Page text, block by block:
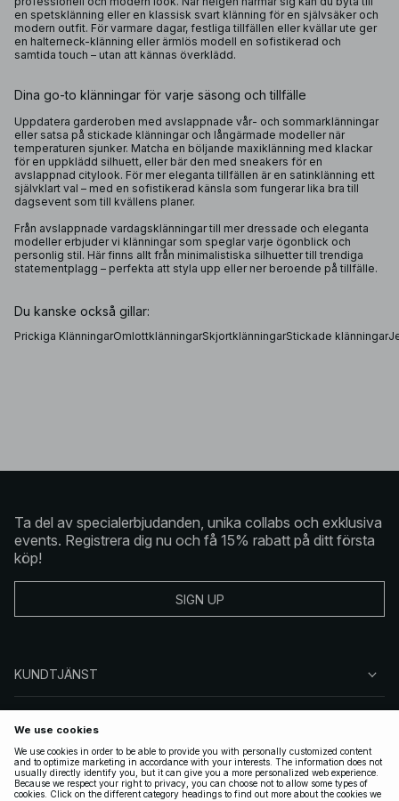
en spetsklänning eller en klassisk svart klänning för en självsäker och
modern outfit. För varmare dagar, festliga tillfällen eller kvällar ute ger
en halterneck-klänning eller ärmlös modell en sofistikerad och
samtida touch – utan att kännas överklädd.
Dina go-to klänningar för varje säsong och tillfälle
Uppdatera garderoben med avslappnade vår- och sommarklänningar
eller satsa på stickade klänningar och långärmade modeller när
temperaturen sjunker. Matcha en böljande maxiklänning med klackar
för en uppklädd silhuett, eller bär den med sneakers för en
avslappnad citylook. För mer eleganta tillfällen är en satinklänning ett
självklart val – med en sofistikerad känsla som fungerar lika bra till
dagsevent som till kvällens planer.
Från avslappnade vardagsklänningar till mer dressade och eleganta
modeller erbjuder vi klänningar som speglar varje ögonblick och
personlig stil. Här finns allt från minimalistiska silhuetter till trendiga
statementplagg – perfekta att styla upp eller ner beroende på tillfälle.
Du kanske också gillar:
Prickiga KlänningarOmlottklänningarSkjortklänningarStickade klänningar
Ta del av specialerbjudanden, unika collabs och exklusiva
events. Registrera dig nu och få 15% rabatt på ditt första
köp!
SIGN UP
KUNDTJÄNST
FÖLJ OSS